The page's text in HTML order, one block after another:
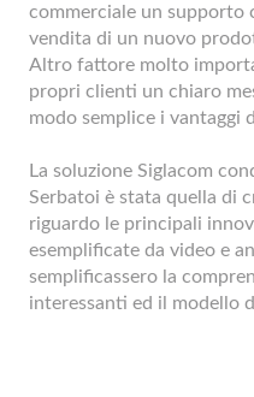
commerciale un supporto
vendita di un nuovo
Altro fattore molto
propri clienti un chiaro
modo semplice i vantaggi
La soluzione Siglacom
Serbatoi è stata quella di
riguardo le principali
esemplificate da video e
semplificassero la
interessanti ed il modello